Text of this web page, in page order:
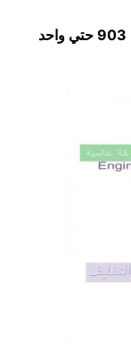
مكينة اعادة تعبئة وتغليف المكسرات موديل 903 حتي واحد